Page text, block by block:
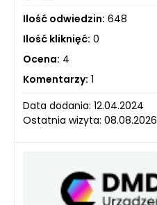
Ilość odwiedzin: 648
Ilość kliknięć: 0
Ocena: 4
Komentarzy: 1
Data dodania: 12.04.2024
Ostatnia wizyta: 08.08.2026